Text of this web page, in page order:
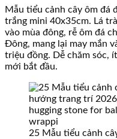
Mẫu tiểu cảnh cây ôm đá
trắng mini 40x35cm. Lá
vào mùa đông, rễ ôm đá
Đông, mang lại may mắn
triệu đồng. Dễ chăm sóc,
mới bắt đầu.
25 Mẫu tiểu cảnh